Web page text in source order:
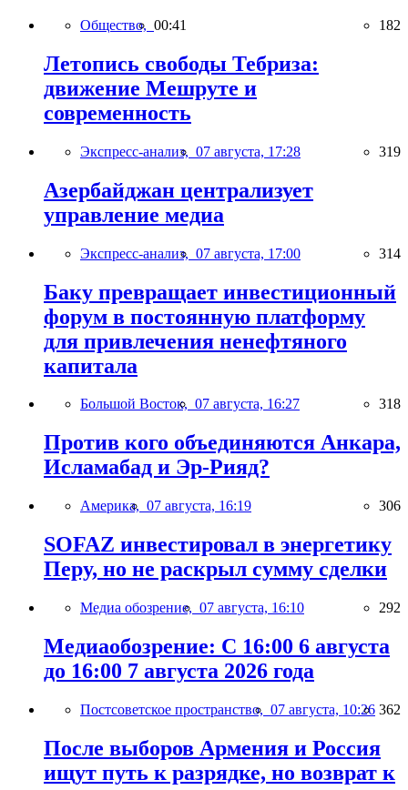
Общество, 00:41 182
Летопись свободы Тебриза:
движение Мешруте и
современность
Экспресс-анализ, 07 августа, 17:28 319
Азербайджан централизует
управление медиа
Экспресс-анализ, 07 августа, 17:00 314
Баку превращает инвестиционный
форум в постоянную платформу
для привлечения ненефтяного
капитала
Большой Восток, 07 августа, 16:27 318
Против кого объединяются Анкара,
Исламабад и Эр-Рияд?
Америка, 07 августа, 16:19 306
SOFAZ инвестировал в энергетику
Перу, но не раскрыл сумму сделки
Медиа обозрение, 07 августа, 16:10 292
Медиаобозрение: С 16:00 6 августа
до 16:00 7 августа 2026 года
Постсоветское пространство, 07 августа, 10:26 362
После выборов Армения и Россия
ищут путь к разрядке, но возврат к